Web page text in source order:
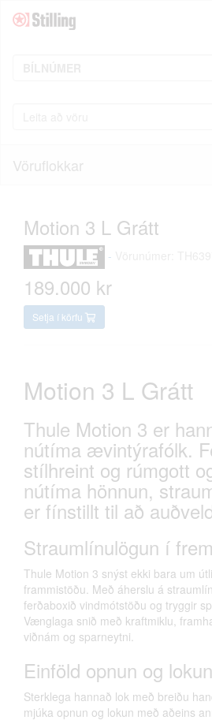
Vöruflokkar
Motion 3 L Grátt
-
189.000 kr
Setja í körfu
Motion 3 L Grátt
Thule Motion 3 er
nútíma ævintýrafólk.
stílhreint og rúmgott
nútíma hönnun,
er fínstillt til að
Straumlínulögun í
Thule Motion 3 snýst ekki bara um
frammistöðu. Með áherslu á
ferðaboxið vindmótstöðu og tryggir
Vænglaga snið með kraftmiklu,
viðnám og sparneytni.
Einföld opnun og lokun
Sterklega hannað lok með breiðu
mjúka opnun og lokun með aðeins